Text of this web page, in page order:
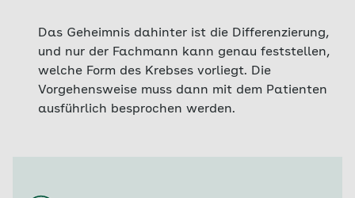
Das Geheimnis dahinter ist die Differenzierung,
und nur der Fachmann kann genau feststellen,
welche Form des Krebses vorliegt. Die
Vorgehensweise muss dann mit dem Patienten
ausführlich besprochen werden.